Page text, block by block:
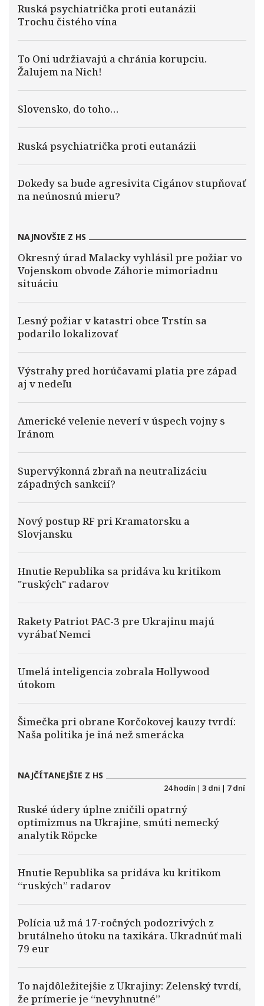
Ruská psychiatrička proti eutanázii
Trochu čistého vína
To Oni udržiavajú a chránia korupciu.
Žalujem na Nich!
Slovensko, do toho…
Ruská psychiatrička proti eutanázii
Dokedy sa bude agresivita Cigánov stupňovať
na neúnosnú mieru?
NAJNOVŠIE Z HS
Okresný úrad Malacky vyhlásil pre požiar vo
Vojenskom obvode Záhorie mimoriadnu
situáciu
Lesný požiar v katastri obce Trstín sa
podarilo lokalizovať
Výstrahy pred horúčavami platia pre západ
aj v nedeľu
Americké velenie neverí v úspech vojny s
Iránom
Supervýkonná zbraň na neutralizáciu
západných sankcií?
Nový postup RF pri Kramatorsku a
Slovjansku
Hnutie Republika sa pridáva ku kritikom
"ruských" radarov
Rakety Patriot PAC-3 pre Ukrajinu majú
vyrábať Nemci
Umelá inteligencia zobrala Hollywood
útokom
Šimečka pri obrane Korčokovej kauzy tvrdí:
Naša politika je iná než smerácka
NAJČÍTANEJŠIE Z HS
24 hodín | 3 dni | 7 dní
Ruské údery úplne zničili opatrný
optimizmus na Ukrajine, smúti nemecký
analytik Röpcke
Hnutie Republika sa pridáva ku kritikom
“ruských” radarov
Polícia už má 17-ročných podozrivých z
brutálneho útoku na taxikára. Ukradnúť mali
79 eur
To najdôležitejšie z Ukrajiny: Zelenský tvrdí,
že prímerie je “nevyhnutné”